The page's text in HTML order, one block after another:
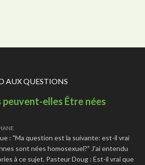
AUX QUESTIONS
peuvent-elles Être nées
: "Ma question est la suivante: est-il vrai
sont nées homosexuel?" J'ai entendu
à ce sujet. Pasteur Doug : Est-il vrai que